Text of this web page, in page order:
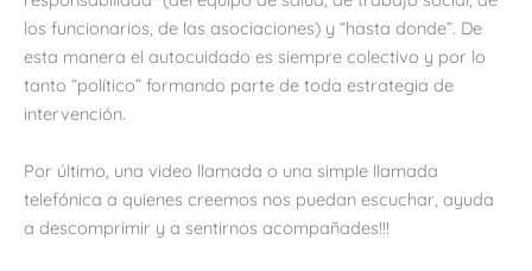
los funcionarios, de las asociaciones) y “hasta donde”. De
esta manera el autocuidado es siempre colectivo y por lo
tanto “político” formando parte de toda estrategia de
intervención.
Por último, una video llamada o una simple llamada
telefónica a quienes creemos nos puedan escuchar, ayuda
a descomprimir y a sentirnos acompañades!!!